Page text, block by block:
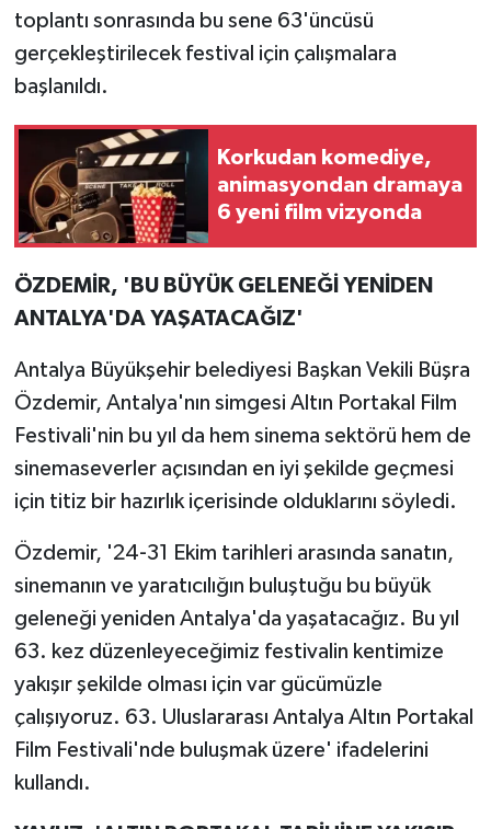
toplantı sonrasında bu sene 63'üncüsü
gerçekleştirilecek festival için çalışmalara
başlanıldı.
Korkudan komediye,
animasyondan dramaya
6 yeni film vizyonda
ÖZDEMİR, 'BU BÜYÜK GELENEĞİ YENİDEN
ANTALYA'DA YAŞATACAĞIZ'
Antalya Büyükşehir belediyesi Başkan Vekili Büşra
Özdemir, Antalya'nın simgesi Altın Portakal Film
Festivali'nin bu yıl da hem sinema sektörü hem de
sinemaseverler açısından en iyi şekilde geçmesi
için titiz bir hazırlık içerisinde olduklarını söyledi.
Özdemir, '24-31 Ekim tarihleri arasında sanatın,
sinemanın ve yaratıcılığın buluştuğu bu büyük
geleneği yeniden Antalya'da yaşatacağız. Bu yıl
63. kez düzenleyeceğimiz festivalin kentimize
yakışır şekilde olması için var gücümüzle
çalışıyoruz. 63. Uluslararası Antalya Altın Portakal
Film Festivali'nde buluşmak üzere' ifadelerini
kullandı.